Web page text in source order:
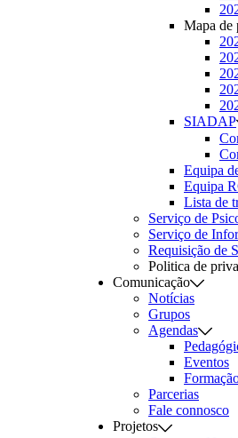
Mapa de
SIADAP
Equipa
Equipa
Lista de
Serviço de
Serviço de
Requisição de
Politica de
Comunicação
Notícias
Grupos
Agendas
Eventos
Parcerias
Fale connosco
Projetos